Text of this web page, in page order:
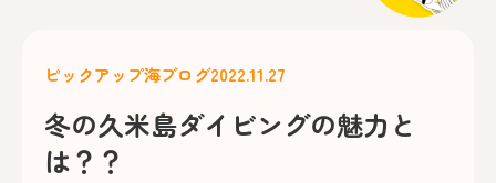
ピックアップ海ブログ2022.11.27
冬の久米島ダイビングの魅力と
は？？